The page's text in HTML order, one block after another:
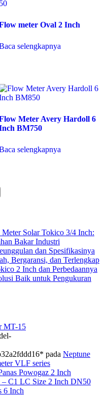
meter Oval 2 Inch
selengkapnya
Meter Avery Hardoll 6
BM750
selengkapnya
Solar Tokico 3/4 Inch:
Bakar Industri
dan Spesifikasinya
Bergaransi, dan Terlengkap
2 Inch dan Perbedaannya
Baik untuk Pengukuran
MT-15
pada Neptune
VLF series
Powogaz 2 Inch
C1 LC Size 2 Inch DN50
6 Inch